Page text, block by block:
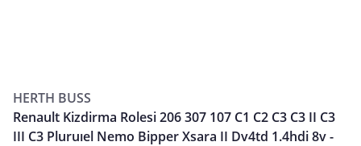
HERTH BUSS
Renault Kizdirma Rolesi 206 307 107 C1 C2 C3 C3 II C3
III C3 Pluruıel Nemo Bipper Xsara II Dv4td 1.4hdi 8v -